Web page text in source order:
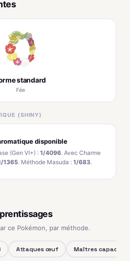
standard
Fée
(SHINY)
disponible
(Gen VI+) : 1/4096. Avec Charme
1365. Méthode Masuda : 1/683.
ce Pokémon, par méthode.
Attaques œuf Maîtres capacités